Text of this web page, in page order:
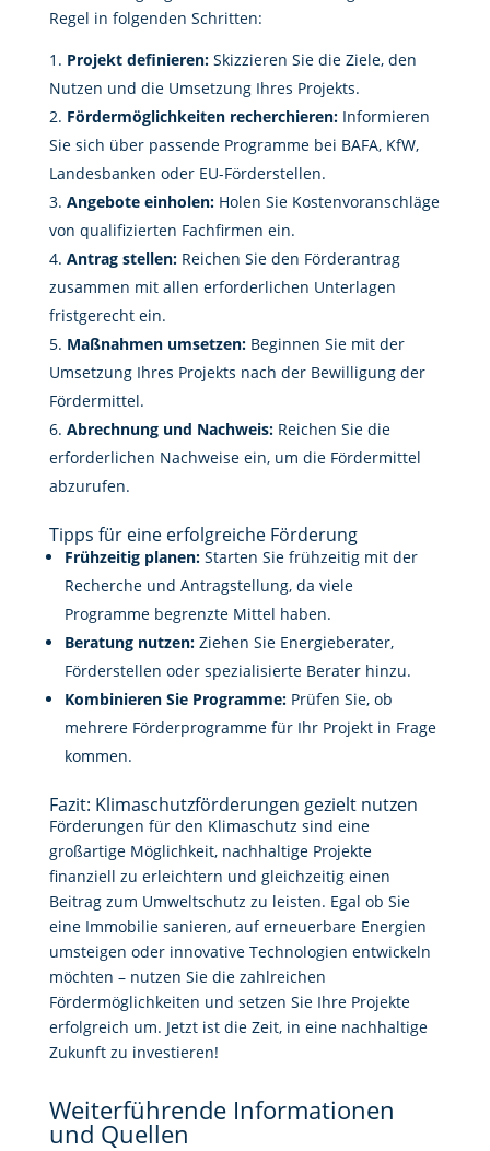
Regel in folgenden Schritten:
Projekt definieren:Skizzieren Sie die Ziele, den
Nutzen und die Umsetzung Ihres Projekts.
Fördermöglichkeiten recherchieren:Informieren
Sie sich über passende Programme bei BAFA, KfW,
Landesbanken oder EU-Förderstellen.
Angebote einholen:Holen Sie Kostenvoranschläge
von qualifizierten Fachfirmen ein.
Antrag stellen:Reichen Sie den Förderantrag
zusammen mit allen erforderlichen Unterlagen
fristgerecht ein.
Maßnahmen umsetzen:Beginnen Sie mit der
Umsetzung Ihres Projekts nach der Bewilligung der
Fördermittel.
Abrechnung und Nachweis:Reichen Sie die
erforderlichen Nachweise ein, um die Fördermittel
abzurufen.
Tipps für eine erfolgreiche Förderung
Frühzeitig planen:Starten Sie frühzeitig mit der
Recherche und Antragstellung, da viele
Programme begrenzte Mittel haben.
Beratung nutzen:Ziehen Sie Energieberater,
Förderstellen oder spezialisierte Berater hinzu.
Kombinieren Sie Programme:Prüfen Sie, ob
mehrere Förderprogramme für Ihr Projekt in Frage
kommen.
Fazit: Klimaschutzförderungen gezielt nutzen
Förderungen für den Klimaschutz sind eine
großartige Möglichkeit, nachhaltige Projekte
finanziell zu erleichtern und gleichzeitig einen
Beitrag zum Umweltschutz zu leisten. Egal ob Sie
eine Immobilie sanieren, auf erneuerbare Energien
umsteigen oder innovative Technologien entwickeln
möchten – nutzen Sie die zahlreichen
Fördermöglichkeiten und setzen Sie Ihre Projekte
erfolgreich um. Jetzt ist die Zeit, in eine nachhaltige
Zukunft zu investieren!
Weiterführende Informationen
und Quellen